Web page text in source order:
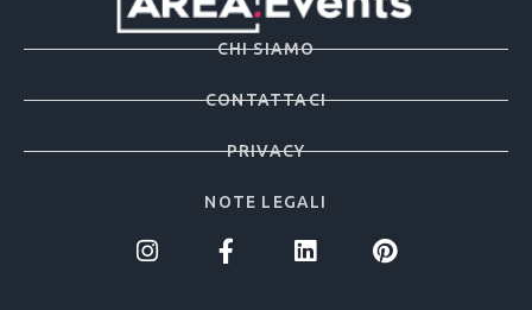
CHI SIAMO
CONTATTACI
PRIVACY
NOTE LEGALI